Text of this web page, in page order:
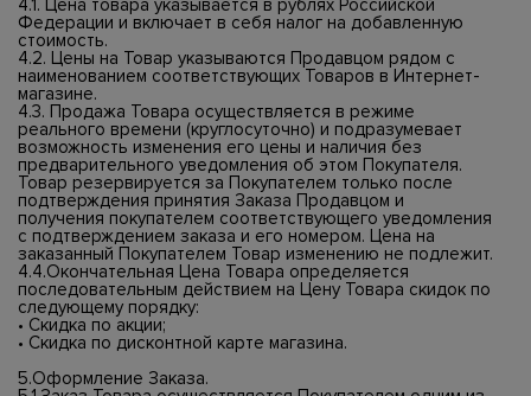
4.1. Цена товара указывается в рублях Российской
Федерации и включает в себя налог на добавленную
стоимость.
4.2. Цены на Товар указываются Продавцом рядом с
наименованием соответствующих Товаров в Интернет-
магазине.
4.3. Продажа Товара осуществляется в режиме
реального времени (круглосуточно) и подразумевает
возможность изменения его цены и наличия без
предварительного уведомления об этом Покупателя.
Товар резервируется за Покупателем только после
подтверждения принятия Заказа Продавцом и
получения покупателем соответствующего уведомления
с подтверждением заказа и его номером. Цена на
заказанный Покупателем Товар изменению не подлежит.
4.4.Окончательная Цена Товара определяется
последовательным действием на Цену Товара скидок по
следующему порядку:
• Скидка по акции;
• Скидка по дисконтной карте магазина.
5.Оформление Заказа.